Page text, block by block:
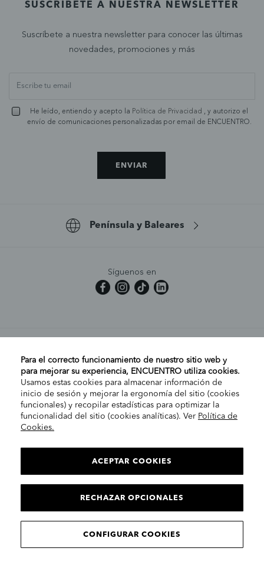
Contacto
SUSCRÍBETE A NUESTRA NEWSLETTER
Suscríbete a nuestra newsletter para conocer las últimas
novedades, promociones y más
He leído, entiendo y acepto la Política de Privacidad , y autorizo el
envío de comunicaciones personalizadas por email de ENCUENTRO.
ENVIAR
Península y Baleares
Síguenos en
MI CUENTA
AYUDA
EMPRESA
INFORMACIÓN LEGAL
© 2025 Encuentro Moda. Todos los derechos reservados.
Para el correcto funcionamiento de nuestro sitio web y
para mejorar su experiencia, ENCUENTRO utiliza cookies.
Usamos estas cookies para almacenar información de
inicio de sesión y mejorar la ergonomía del sitio (cookies
funcionales) y recopilar estadísticas para optimizar la
funcionalidad del sitio (cookies analíticas). Ver Política de
Cookies.
ACEPTAR COOKIES
RECHAZAR OPCIONALES
CONFIGURAR COOKIES